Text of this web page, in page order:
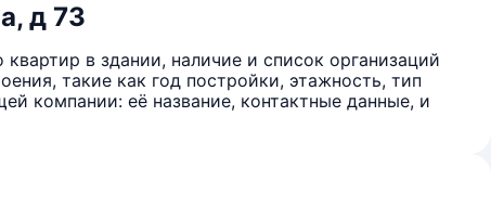
д 73
в здании, наличие и список организаций
такие как год постройки, этажность, тип
компании: её название, контактные данные, и